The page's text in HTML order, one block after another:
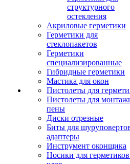
структурного
остекления
Акриловые герметики
Герметики для
стеклопакетов
Герметики
специализированные
Гибридные герметики
Мастика для окон
Пистолеты для
Пистолеты для
пены
Диски отрезные
Биты для
адаптеры
Инструмент оконщика
Носики для